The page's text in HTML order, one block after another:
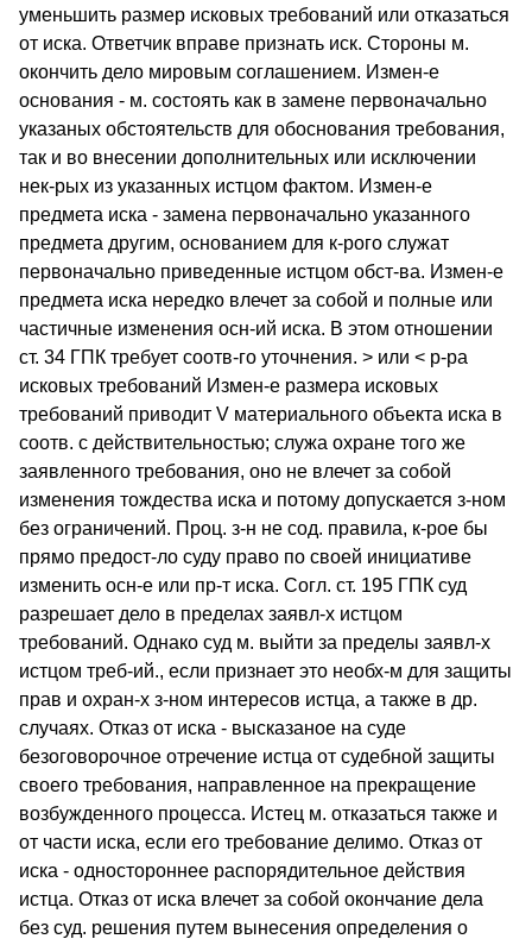
уменьшить размер исковых требований или отказаться
от иска. Ответчик вправе признать иск. Стороны м.
окончить дело мировым соглашением. Измен-е
основания - м. состоять как в замене первоначально
указаных обстоятельств для обоснования требования,
так и во внесении дополнительных или исключении
нек-рых из указанных истцом фактом. Измен-е
предмета иска - замена первоначально указанного
предмета другим, основанием для к-рого служат
первоначально приведенные истцом обст-ва. Измен-е
предмета иска нередко влечет за собой и полные или
частичные изменения осн-ий иска. В этом отношении
ст. 34 ГПК требует соотв-го уточнения. > или < р-ра
исковых требований Измен-е размера исковых
требований приводит V материального объекта иска в
соотв. с действительностью; служа охране того же
заявленного требования, оно не влечет за собой
изменения тождества иска и потому допускается з-ном
без ограничений. Проц. з-н не сод. правила, к-рое бы
прямо предост-ло суду право по своей инициативе
изменить осн-е или пр-т иска. Согл. ст. 195 ГПК суд
разрешает дело в пределах заявл-х истцом
требований. Однако суд м. выйти за пределы заявл-х
истцом треб-ий., если признает это необх-м для защиты
прав и охран-х з-ном интересов истца, а также в др.
случаях. Отказ от иска - высказаное на суде
безоговорочное отречение истца от судебной защиты
своего требования, направленное на прекращение
возбужденного процесса. Истец м. отказаться также и
от части иска, если его требование делимо. Отказ от
иска - одностороннее распорядительное действия
истца. Отказ от иска влечет за собой окончание дела
без суд. решения путем вынесения определения о